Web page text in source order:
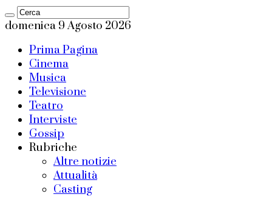
domenica 9 Agosto 2026
Prima Pagina
Cinema
Musica
Televisione
Teatro
Interviste
Gossip
Rubriche
Altre notizie
Attualità
Casting